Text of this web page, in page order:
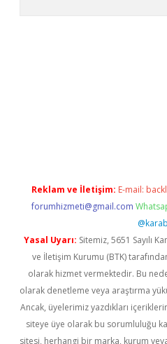
Reklam ve İletişim: E-mail:
forumhizmeti@gmail.com
Yasal Uyarı: Sitemiz, 5651 Sayılı
ve İletişim Kurumu (BTK)
olarak hizmet vermektedir. Bu
olarak denetleme veya araştırma
Ancak, üyelerimiz yazdıkları
siteye üye olarak bu sorumluluğu
sitesi, herhangi bir marka, kurum